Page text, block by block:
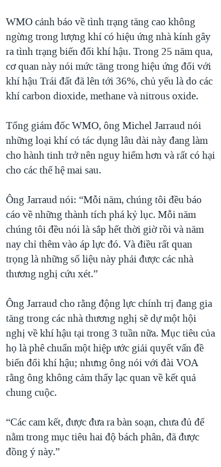
WMO cảnh báo về tình trạng tăng cao không
ngừng trong lượng khí có hiệu ứng nhà kính gây
ra tình trạng biến đổi khí hậu. Trong 25 năm qua,
cơ quan này nói mức tăng trong hiệu ứng đối với
khí hậu Trái đất đã lên tới 36%, chủ yếu là do các
khí carbon dioxide, methane và nitrous oxide.
Tổng giám đốc WMO, ông Michel Jarraud nói
những loại khí có tác dụng lâu dài này đang làm
cho hành tinh trở nên nguy hiểm hơn và rất có hại
cho các thế hệ mai sau.
Ông Jarraud nói: “Mỗi năm, chúng tôi đều báo
cáo về những thành tích phá kỷ lục. Mỗi năm
chúng tôi đều nói là sắp hết thời giờ rồi và năm
nay chỉ thêm vào áp lực đó. Và điều rất quan
trọng là những số liệu này phải được các nhà
thương nghị cứu xét.”
Ông Jarraud cho rằng động lực chính trị đang gia
tăng trong các nhà thương nghị sẽ dự một hội
nghị về khí hậu tại trong 3 tuần nữa. Mục tiêu của
họ là phê chuẩn một hiệp ước giải quyết vấn đề
biến đổi khí hậu; nhưng ông nói với đài VOA
rằng ông không cảm thấy lạc quan về kết quả
chung cuộc.
“Các cam kết, được đưa ra bàn soạn, chưa đủ để
nằm trong mục tiêu hai độ bách phân, đã được
đồng ý này.”